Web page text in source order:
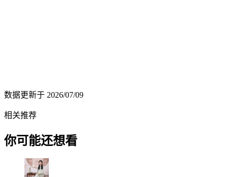
数据更新于 2026/07/09
相关推荐
你可能还想看